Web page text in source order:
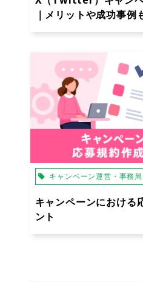
｜メリットや成功事例
キャンペーン運営・事務局
キャンペーンにおける
ント